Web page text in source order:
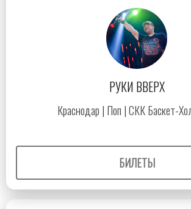
РУКИ ВВЕРХ
Краснодар | Поп | СКК Баскет-
БИЛЕТЫ